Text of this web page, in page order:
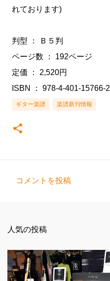
れております)
判型 ： Ｂ５判
ページ数 ： 192ページ
定価 ： 2,520円
ISBN ： 978-4-401-15766-2
ギター楽譜 楽譜新刊情報
ト
コメントを投稿
人気の投稿